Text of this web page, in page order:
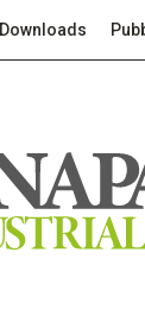
Downloads